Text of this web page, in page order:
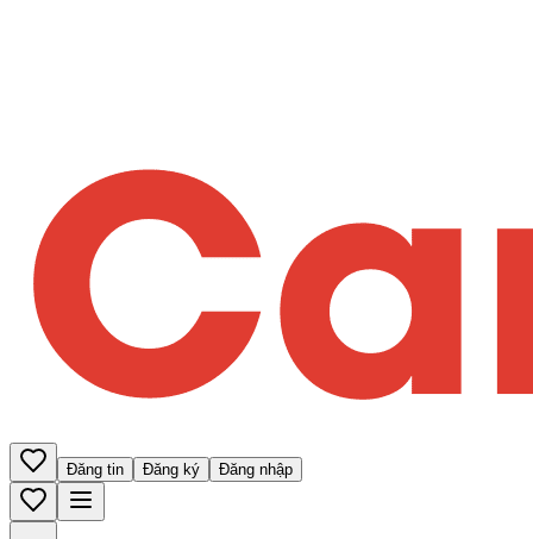
Đăng tin Đăng ký Đăng nhập